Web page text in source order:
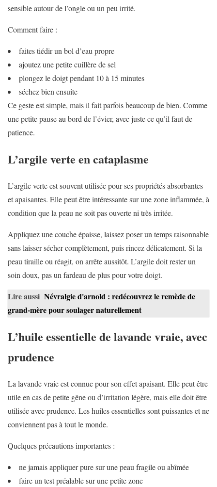
sensible autour de l’ongle ou un peu irrité.
Comment faire :
faites tiédir un bol d’eau propre
ajoutez une petite cuillère de sel
plongez le doigt pendant 10 à 15 minutes
séchez bien ensuite
Ce geste est simple, mais il fait parfois beaucoup de bien. Comme
une petite pause au bord de l’évier, avec juste ce qu’il faut de
patience.
L’argile verte en cataplasme
L’argile verte est souvent utilisée pour ses propriétés absorbantes
et apaisantes. Elle peut être intéressante sur une zone inflammée, à
condition que la peau ne soit pas ouverte ni très irritée.
Appliquez une couche épaisse, laissez poser un temps raisonnable
sans laisser sécher complètement, puis rincez délicatement. Si la
peau tiraille ou réagit, on arrête aussitôt. L’argile doit rester un
soin doux, pas un fardeau de plus pour votre doigt.
Lire aussi Névralgie d'arnold : redécouvrez le remède de
grand-mère pour soulager naturellement
L’huile essentielle de lavande vraie, avec
prudence
La lavande vraie est connue pour son effet apaisant. Elle peut être
utile en cas de petite gêne ou d’irritation légère, mais elle doit être
utilisée avec prudence. Les huiles essentielles sont puissantes et ne
conviennent pas à tout le monde.
Quelques précautions importantes :
ne jamais appliquer pure sur une peau fragile ou abîmée
faire un test préalable sur une petite zone